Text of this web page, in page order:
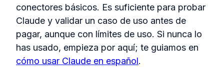
conectores básicos. Es suficiente para probar
Claude y validar un caso de uso antes de
pagar, aunque con límites de uso. Si nunca lo
has usado, empieza por aquí; te guiamos en
cómo usar Claude en español.